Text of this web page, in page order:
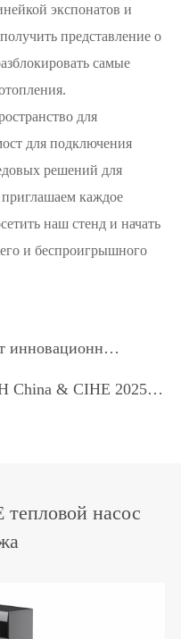
экспонатов и
представление о
самые
для
для подключения
решений для
каждое
наш стенд и начать
и беспроигрышного
инновационные
насосов на
China & CIHE 2025
насос